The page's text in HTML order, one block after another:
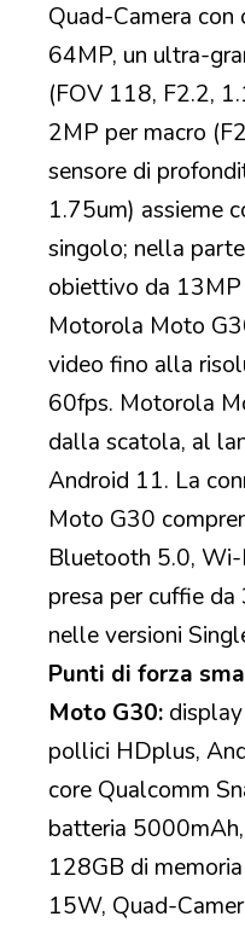
Quad-Camera
64MP, un ultra-
(FOV 118, F2.2,
2MP per macro
sensore di
1.75um) assieme
singolo; nella
obiettivo da 13MP
Motorola Moto
video fino alla
60fps. Motorola
dalla scatola, al
Android 11. La
Moto G30
Bluetooth 5.0, Wi-
presa per cuffie
nelle versioni
Punti di forza
Moto G30:
pollici HDplus,
core Qualcomm
batteria
128GB di
15W, Quad-